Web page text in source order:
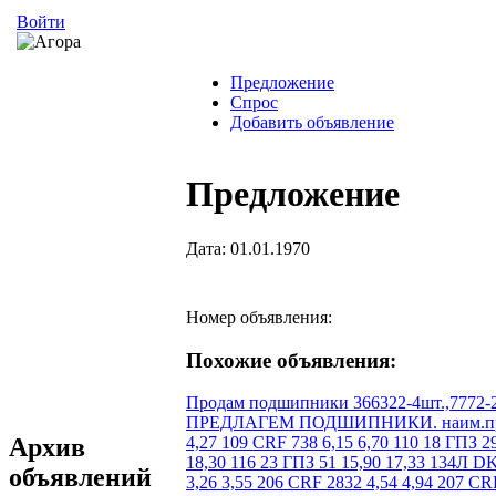
Войти
Предложение
Спрос
Добавить объявление
Архив
объявлений
Предложение
Дата: 01.01.1970
Номер объявления:
Похожие объявления:
Продам подшипники 366322-4шт.,7772-
ПРЕДЛАГЕМ ПОДШИПНИКИ. наим.пр.кол-во нал/р б/нал 104 KG 551 2,54 2,77 105 KG 568 2,92 3,20 106 KG 29 3,45 3,75 106 CRF 1000 3,45 3,75 107 CRF 409 3,92 4,27 109 CRF 738 6,15 6,70 110 18 ГПЗ 29 5,57 6,09 112 KG 290 12,08 13,17 113 KG 335 14,52 15,80 114 VBF 57 15,53 16,93 115 КПК 117 16,80 18,30 115 СПЗ 564 16,80 18,30 116 23 ГПЗ 51 15,90 17,33 134Л DKF 60 286,20 311,85 201 CRF 2603 1,70 1,85 202 CRF 0 1,86 2,02 203 CRAFT 0 2,07 2,25 204 СХ 2940 2,68 2,92 205 CRAFT 518 3,26 3,55 206 CRF 2832 4,54 4,94 207 CRF 1526 6,59 7,18 208 CRAFT 3235 7,74 8,43 209 KG 462 9,01 9,82 210 CRF 976 10,87 11,83 211 CRAFT-B 494 13,57 14,78 211 18 ГПЗ 40 13,57 14,78 212 KG 215 16,96 18,48 212 CRF 1794 16,96 18,48 212 17 ГПЗ 40 16,96 18,48 216 ZWZ 749 28,83 31,42 217 KG 3218 31,59 34,42 222 VBF 930 87,98 95,87 222 ZWZ 1627 87,98 95,87 224 ГПЗ 1 63,60 69,30 303 18 ГПЗ 40 2,65 2,94 304 KG 10852 3,82 4,16 305 CRAFT 1332 5,14 5,60 306 CRAFT 1025 7,16 7,88 307 CRF 1197 9,12 9,93 308 CRAFT-B 1445 11,45 12,47 309 CRAFT-B 883 14,84 16,17 310 CRAFT-B 323 20,80 22,66 310 ZWZ 49 20,80 22,66 310 ГПЗ 6 20,80 22,66 311 CRAFT-B 631 23,32 25,41 311 KG 65 23,32 25,41 312 ZWZ 736 31,80 34,65 312 KG 816 31,80 34,65 313 ZWZ 183 37,10 40,43 314 CRF 47 46,64 50,82 QJ 314 L URB 272 212,00 231,00 316 ZWZ 108 57,24 62,37 317 СПЗ 21 63,60 68,25 319 23 ГПЗ 16 84,80 92,40 322 ZWZ 45 212,00 231,00 324 ZWZ 3 265,00 288,75 405 KG 426 16,43 17,90 406 CRF 113 19,61 21,37 406 KG 160 19,61 21,37 407 CRF 160 24,80 27,03 408 KG 25 30,42 33,15 408 5ГПЗ 59 30,42 33,15 411 ZWZ 56 42,40 46,20 1201 KG 317 4,03 4,39 1202 KG 135 4,88 5,31 1203 ХАРП 400 4,93 5,38 1203 CRF 300 4,93 5,38 1204 KG 356 5,62 6,12 1205 CRF 242 5,72 6,24 1206 CRAFT 382 8,59 9,40 1207 CRAFT 53 10,87 11,83 1207 ХАРП 650 10,87 11,83 1208 CRAFT-B 405 13,63 14,86 1210 CRAFT 348 17,38 19,01 1212 CRAFT-B 411 24,38 26,57 1307 CRAFT 267 15,26 16,63 1308 CRAFT 359 18,70 20,37 1309 CRAFT-B 401 25,04 27,30 1310 CRAFT 263 29,89 32,57 1318 L 1 ГПЗ 6 74,20 80,85 1510 CRF 843 24,38 26,57 1516 2 ГПЗ 29 42,40 46,20 1609 CMB 62 29,15 31,76 1612 KG 22 50,88 55,65 2217 Л 3 ГПЗ 4 47,70 51,98 2224Л 7 ГПЗ 3 84,80 92,40 2312Л 1 37,10 40,43 2315КМ 15ГПЗ 15 42,40 46,20 2316КМ 3 ГПЗ 2 42,40 46,20 2317 ZWZ 50 135,68 147,84 2319 СПЗ 5 127,20 138,60 2322 КМ ZWZ 15 307,40 334,95 7202 KG